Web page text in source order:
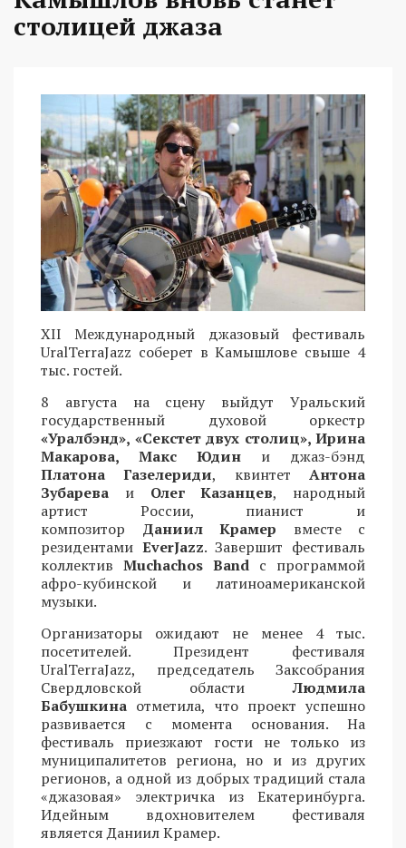
столицей джаза
XII Международный джазовый фестиваль
UralTerraJazz соберет в Камышлове свыше 4
тыс. гостей.
8 августа на сцену выйдут Уральский
государственный духовой оркестр
«Уралбэнд», «Секстет двух столиц», Ирина
Макарова, Макс Юдин и джаз-бэнд
Платона Газелериди, квинтетАнтона
Зубарева и Олег Казанцев, народный
артист России, пианист и
композитор Даниил Крамер вместе с
резидентами EverJazz. Завершит фестиваль
коллектив Muchachos Band с программой
афро-кубинской и латиноамериканской
музыки.
Организаторы ожидают не менее 4 тыс.
посетителей. Президент фестиваля
UralTerraJazz, председатель Заксобрания
Свердловской областиЛюдмила
Бабушкина отметила, что проект успешно
развивается с момента основания. На
фестиваль приезжают гости не только из
муниципалитетов региона, но и из других
регионов, а одной из добрых традиций стала
«джазовая» электричка из Екатеринбурга.
Идейным вдохновителем фестиваля
является Даниил Крамер.